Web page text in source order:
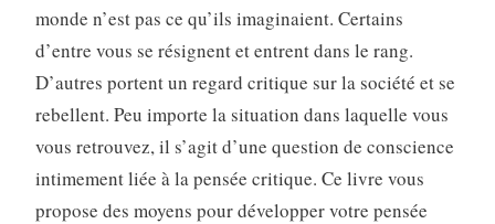
monde n’est pas ce qu’ils imaginaient. Certains
d’entre vous se résignent et entrent dans le rang.
D’autres portent un regard critique sur la société et se
rebellent. Peu importe la situation dans laquelle vous
vous retrouvez, il s’agit d’une question de conscience
intimement liée à la pensée critique. Ce livre vous
propose des moyens pour développer votre pensée